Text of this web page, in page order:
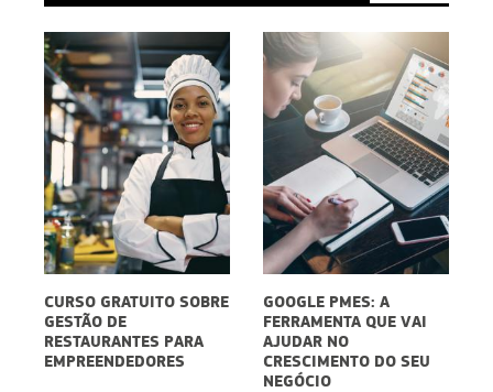
GOOGLE PMES: A
FERRAMENTA QUE VAI
AJUDAR NO
CRESCIMENTO DO SEU
EMBALAGENS PARA
DELIVERY:
SUSTENTABILIDADE
PODE SER UM
DIFERENCIAL